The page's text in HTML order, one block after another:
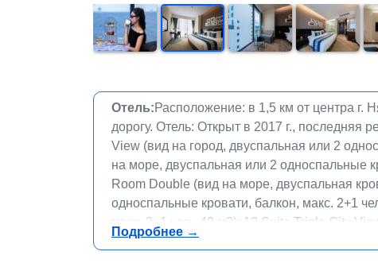
Отель:Расположение: в 1,5 км от центра г.
дорогу. Отель: Открыт в 2017 г., последняя
View (вид на город, двуспальная или 2
на море, двуспальная или 2 односпальные
Room Double (вид на море, двуспальная
односпальные кровати, балкон, макс. 2+1
макс. 3+1 чел., 40 м2); 13 Suite Triple City
Family Suite Sea View (частичный вид на
Подробнее →